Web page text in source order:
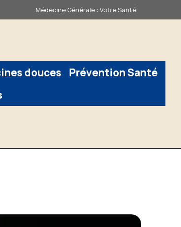
Médecine Générale : Votre Santé
douces
Prévention Santé